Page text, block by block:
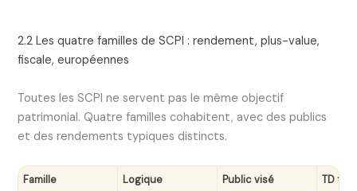
2.2 Les quatre familles de SCPI : rendement, plus-value,
fiscale, européennes
Toutes les SCPI ne servent pas le même objectif
patrimonial. Quatre familles cohabitent, avec des publics
et des rendements typiques distincts.
Famille Logique Public visé TD